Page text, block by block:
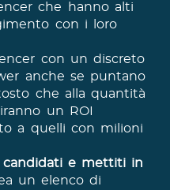
che hanno alti
con i loro
con un discreto
anche se puntano
che alla quantità
un ROI
a quelli con milioni
candidati e mettiti in
un elenco di